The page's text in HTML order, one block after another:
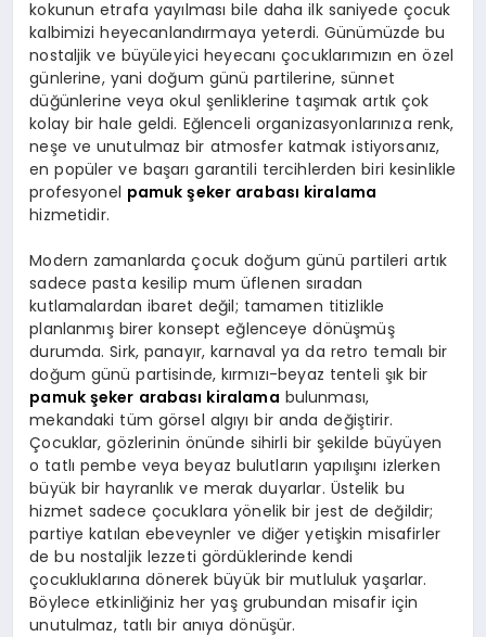
kokunun etrafa yayılması bile daha ilk saniyede çocuk
kalbimizi heyecanlandırmaya yeterdi. Günümüzde bu
nostaljik ve büyüleyici heyecanı çocuklarımızın en özel
günlerine, yani doğum günü partilerine, sünnet
düğünlerine veya okul şenliklerine taşımak artık çok
kolay bir hale geldi. Eğlenceli organizasyonlarınıza renk,
neşe ve unutulmaz bir atmosfer katmak istiyorsanız,
en popüler ve başarı garantili tercihlerden biri kesinlikle
profesyonel pamuk şeker arabası kiralama
hizmetidir.
Modern zamanlarda çocuk doğum günü partileri artık
sadece pasta kesilip mum üflenen sıradan
kutlamalardan ibaret değil; tamamen titizlikle
planlanmış birer konsept eğlenceye dönüşmüş
durumda. Sirk, panayır, karnaval ya da retro temalı bir
doğum günü partisinde, kırmızı-beyaz tenteli şık bir
pamuk şeker arabası kiralama bulunması,
mekandaki tüm görsel algıyı bir anda değiştirir.
Çocuklar, gözlerinin önünde sihirli bir şekilde büyüyen
o tatlı pembe veya beyaz bulutların yapılışını izlerken
büyük bir hayranlık ve merak duyarlar. Üstelik bu
hizmet sadece çocuklara yönelik bir jest de değildir;
partiye katılan ebeveynler ve diğer yetişkin misafirler
de bu nostaljik lezzeti gördüklerinde kendi
çocukluklarına dönerek büyük bir mutluluk yaşarlar.
Böylece etkinliğiniz her yaş grubundan misafir için
unutulmaz, tatlı bir anıya dönüşür.